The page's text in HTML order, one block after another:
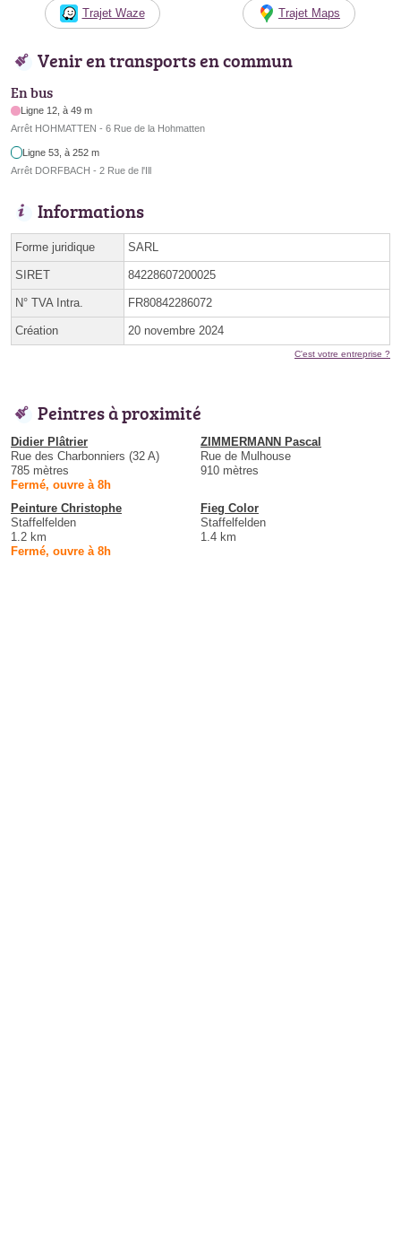
Trajet Waze Trajet Maps
Venir en transports en commun
En bus
Ligne 12, à 49 m
Arrêt HOHMATTEN - 6 Rue de la Hohmatten
Ligne 53, à 252 m
Arrêt DORFBACH - 2 Rue de l'Ill
Informations
Forme juridique SARL
SIRET 84228607200025
N° TVA Intra. FR80842286072
Création 20 novembre 2024
C'est votre entreprise ?
Peintres à proximité
Didier Plâtrier
Rue des Charbonniers (32 A)
785 mètres
Fermé, ouvre à 8h
ZIMMERMANN Pascal
Rue de Mulhouse
910 mètres
Peinture Christophe
Staffelfelden
1.2 km
Fermé, ouvre à 8h
Fieg Color
Staffelfelden
1.4 km